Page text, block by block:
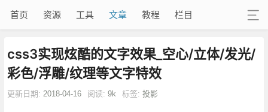
首页 资源 工具 文章 教程 栏目
css3实现炫酷的文字效果_空心/立体/发光/
彩色/浮雕/纹理等文字特效
更新日期: 2018-04-16 阅读: 9k 标签: 投影